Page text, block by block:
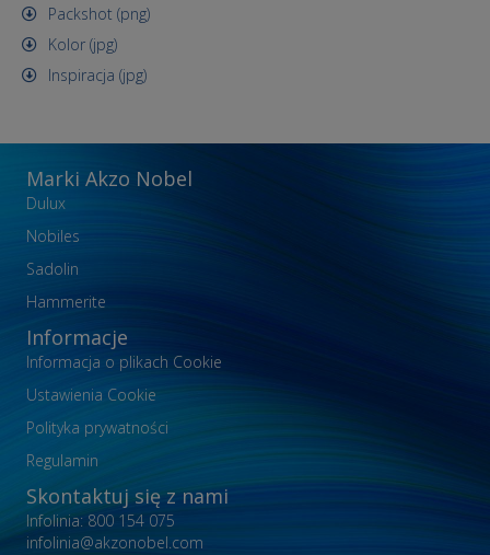
Packshot (png)
Kolor (jpg)
Inspiracja (jpg)
Marki Akzo Nobel
Dulux
Nobiles
Sadolin
Hammerite
Informacje
Informacja o plikach Cookie
Ustawienia Cookie
Polityka prywatności
Regulamin
Skontaktuj się z nami
Infolinia: 800 154 075
infolinia@akzonobel.com